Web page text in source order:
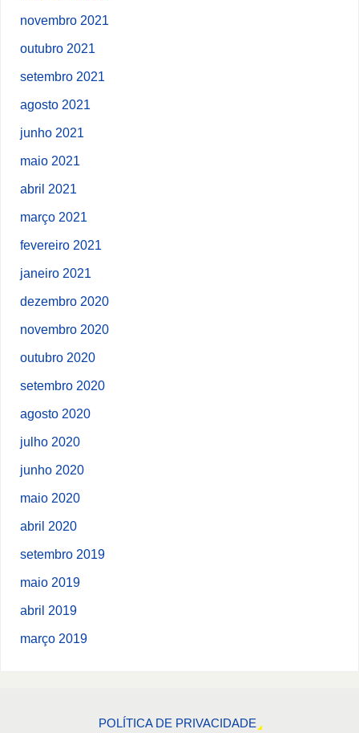
novembro 2021
outubro 2021
setembro 2021
agosto 2021
junho 2021
maio 2021
abril 2021
março 2021
fevereiro 2021
janeiro 2021
dezembro 2020
novembro 2020
outubro 2020
setembro 2020
agosto 2020
julho 2020
junho 2020
maio 2020
abril 2020
setembro 2019
maio 2019
abril 2019
março 2019
POLÍTICA DE PRIVACIDADE